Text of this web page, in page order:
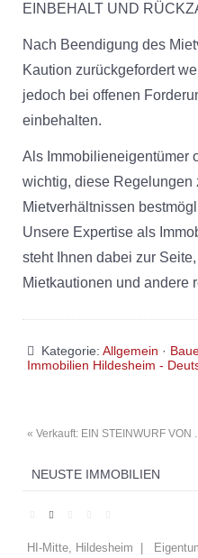
EINBEHALT UND
Nach Beendigung des
Kaution zurückgefordert
jedoch bei offenen
einbehalten.
Als Immobilieneigentümer
wichtig, diese Regelungen
Mietverhältnissen
Unsere Expertise als
steht Ihnen dabei zur
Mietkautionen und andere
Kategorie: Allgemein ·
Immobilien Hildesheim -
« Verkauft: EIN STEINWURF VON
NEUSTE IMMOBILIEN
HI-Mitte, Hildesheim |